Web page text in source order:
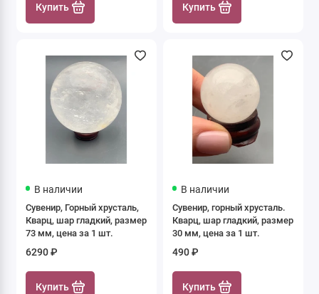
Купить Купить
В наличии
Сувенир, Горный хрусталь,
Кварц, шар гладкий, размер
73 мм, цена за 1 шт.
6290 ₽
Купить
В наличии
Сувенир, горный хрусталь.
Кварц, шар гладкий, размер
30 мм, цена за 1 шт.
490 ₽
Купить